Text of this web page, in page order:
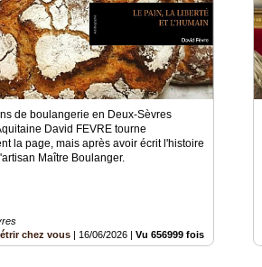
de boulangerie en Deux-Sèvres
David FEVRE tourne
la page, mais après avoir écrit l'histoire
Maître Boulanger.
chez vous | 16/06/2026 |Vu 656999 fois